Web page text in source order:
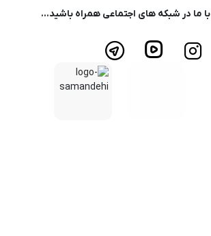
با ما در شبکه های اجتماعی همراه باشید...